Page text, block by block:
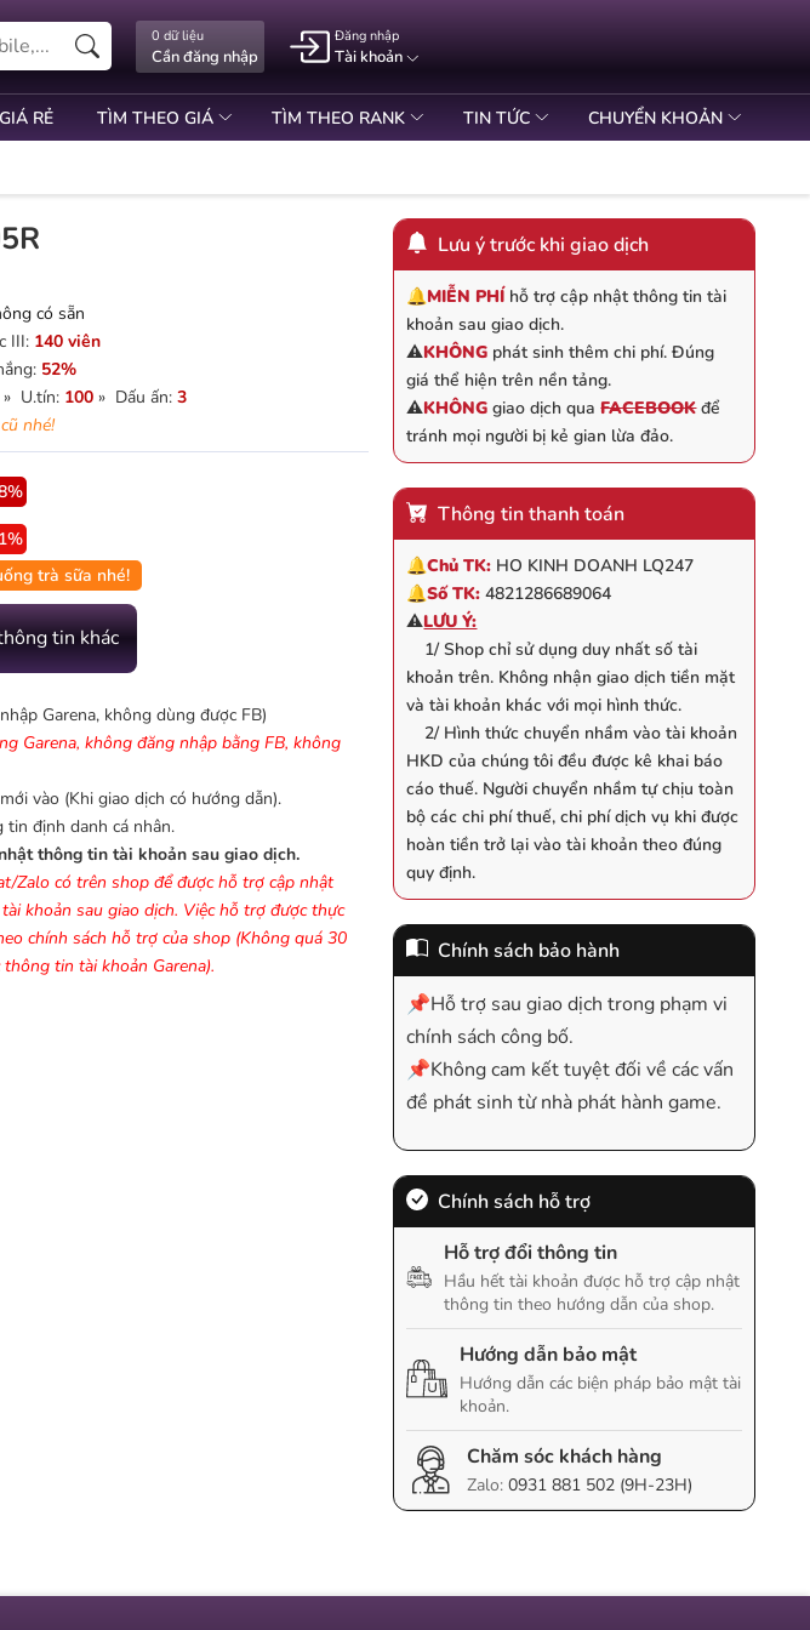
0 dữ liệu
Cần đăng nhập
Đăng nhập
Tài khoản
RẺ TÌM THEO GIÁ TÌM THEO RANK TIN TỨC CHUYỂN KHOẢN
có sẵn
III: 140 viên
52%
» U.tín: 100» Dấu ấn: 3
nhé!
trà sữa nhé!
tin khác
Garena, không dùng được FB)
Garena, không đăng nhập bằng FB, không
vào (Khi giao dịch có hướng dẫn).
định danh cá nhân.
thông tin tài khoản sau giao dịch.
Zalo có trên shop để được hỗ trợ cập nhật
khoản sau giao dịch. Việc hỗ trợ được thực
chính sách hỗ trợ của shop (Không quá 30
tin tài khoản Garena).
Lưu ý trước khi giao dịch
🔔MIỄN PHÍ hỗ trợ cập nhật thông tin tài
khoản sau giao dịch.
⚠️KHÔNG phát sinh thêm chi phí. Đúng
giá thể hiện trên nền tảng.
⚠️KHÔNG giao dịch quaFACEBOOKđể
tránh mọi người bị kẻ gian lừa đảo.
Thông tin thanh toán
🔔Chủ TK: HO KINH DOANH LQ247
🔔Số TK: 4821286689064
⚠️LƯU Ý:
1/ Shop chỉ sử dụng duy nhất số tài
khoản trên. Không nhận giao dịch tiền mặt
và tài khoản khác với mọi hình thức.
2/ Hình thức chuyển nhầm vào tài khoản
HKD của chúng tôi đều được kê khai báo
cáo thuế. Người chuyển nhầm tự chịu toàn
bộ các chi phí thuế, chi phí dịch vụ khi được
hoàn tiền trở lại vào tài khoản theo đúng
quy định.
Chính sách bảo hành
📌Hỗ trợ sau giao dịch trong phạm vi
chính sách công bố.
📌Không cam kết tuyệt đối về các vấn
đề phát sinh từ nhà phát hành game.
Chính sách hỗ trợ
Hỗ trợ đổi thông tin
Hầu hết tài khoản được hỗ trợ cập nhật
thông tin theo hướng dẫn của shop.
Hướng dẫn bảo mật
Hướng dẫn các biện pháp bảo mật tài
khoản.
Chăm sóc khách hàng
Zalo:0931 881 502 (9H-23H)